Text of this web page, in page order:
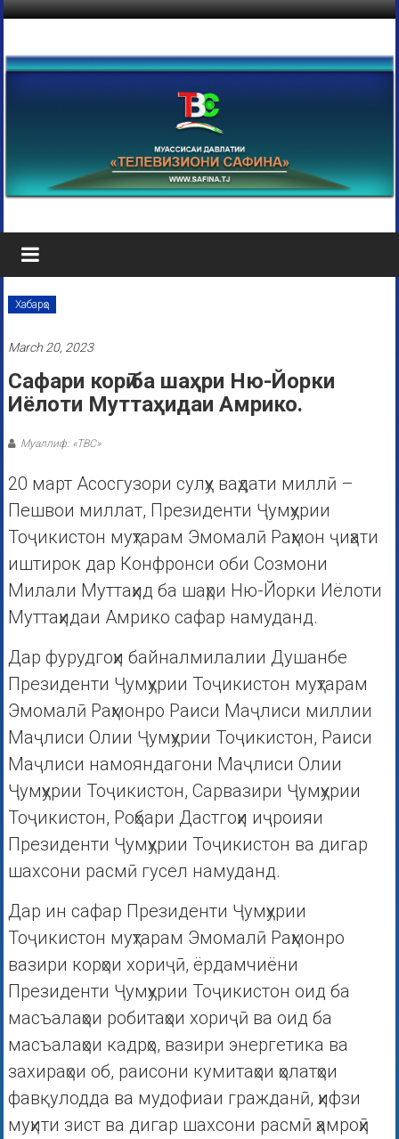
Хабарҳо
March 20, 2023
Сафари корӣ ба шаҳри Ню-Йорки
Иёлоти Муттаҳидаи Амрико.
Муаллиф: «ТВС»
20 март Асосгузори сулҳу ваҳдати миллӣ –
Пешвои миллат, Президенти Ҷумҳурии
Тоҷикистон муҳтарам Эмомалӣ Раҳмон ҷиҳати
иштирок дар Конфронси оби Созмони
Милали Муттаҳид ба шаҳри Ню-Йорки Иёлоти
Муттаҳидаи Амрико сафар намуданд.
Дар фурудгоҳи байналмилалии Душанбе
Президенти Ҷумҳурии Тоҷикистон муҳтарам
Эмомалӣ Раҳмонро Раиси Маҷлиси миллии
Маҷлиси Олии Ҷумҳурии Тоҷикистон, Раиси
Маҷлиси намояндагони Маҷлиси Олии
Ҷумҳурии Тоҷикистон, Сарвазири Ҷумҳурии
Тоҷикистон, Роҳбари Дастгоҳи иҷроияи
Президенти Ҷумҳурии Тоҷикистон ва дигар
шахсони расмӣ гусел намуданд.
Дар ин сафар Президенти Ҷумҳурии
Тоҷикистон муҳтарам Эмомалӣ Раҳмонро
вазири корҳои хориҷӣ, ёрдамчиёни
Президенти Ҷумҳурии Тоҷикистон оид ба
масъалаҳои робитаҳои хориҷӣ ва оид ба
масъалаҳои кадрҳо, вазири энергетика ва
захираҳои об, раисони кумитаҳои ҳолатҳои
фавқулодда ва мудофиаи гражданӣ, ҳифзи
муҳити зист ва дигар шахсони расмӣ ҳамроҳӣ